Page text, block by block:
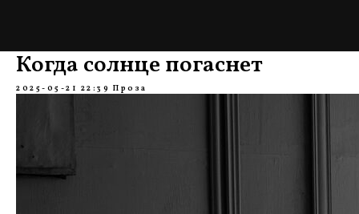
Когда солнце погаснет
2025-05-21 22:39 Проза